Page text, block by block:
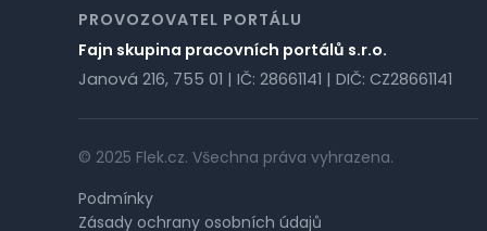
PROVOZOVATEL PORTÁLU
Fajn skupina pracovních portálů s.r.o.
Janová 216, 755 01 | IČ: 28661141 | DIČ: CZ28661141
© 2025 Flek.cz. Všechna práva vyhrazena.
Podmínky
Zásady ochrany osobních údajů